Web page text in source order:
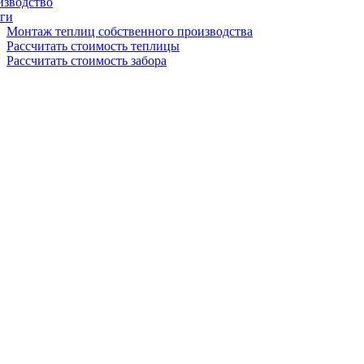
Монтаж теплиц собственного производства
Рассчитать стоимость теплицы
Рассчитать стоимость забора